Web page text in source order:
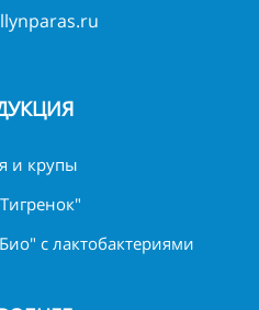
и крупы
с лактобактериями